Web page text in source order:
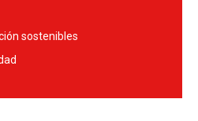
sostenibles